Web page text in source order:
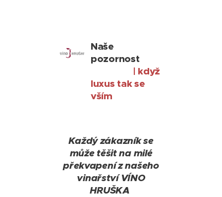
Naše
pozornost
| když
luxus tak se
vším
Každý zákazník se
může těšit na milé
překvapení z našeho
vinařství VÍNO
HRUŠKA